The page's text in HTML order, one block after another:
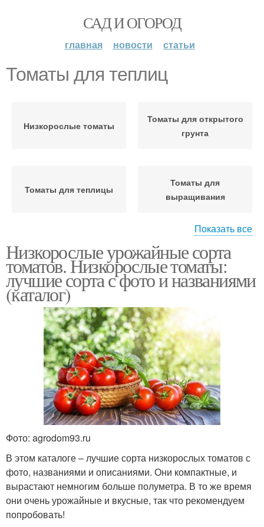
САД И ОГОРОД
главная новости статьи
Томаты для теплиц
Низкорослые томаты
Томаты для открытого
грунта
Томаты для теплицы
Томаты для
выращивания
Высокорослые томаты Помидоры для теплиц
Ранние томаты
Томаты для
подмосковья
Крупные томаты Крупноплодные томаты
Показать все
Низкорослые урожайные сорта
томатов. Низкорослые томаты:
лучшие сорта с фото и названиями
(каталог)
Фото: agrodom93.ru
В этом каталоге – лучшие сорта низкорослых томатов с
фото, названиями и описаниями. Они компактные, и
вырастают немногим больше полуметра. В то же время
они очень урожайные и вкусные, так что рекомендуем
попробовать!